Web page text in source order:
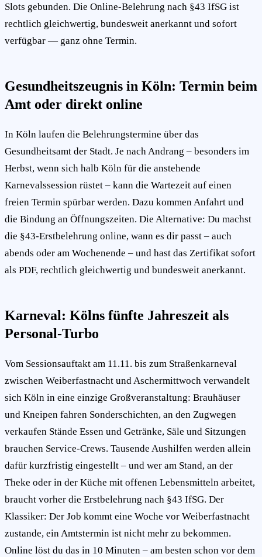
Slots gebunden. Die Online-Belehrung nach §43 IfSG ist
rechtlich gleichwertig, bundesweit anerkannt und sofort
verfügbar — ganz ohne Termin.
Gesundheitszeugnis in Köln: Termin beim
Amt oder direkt online
In Köln laufen die Belehrungstermine über das
Gesundheitsamt der Stadt. Je nach Andrang – besonders im
Herbst, wenn sich halb Köln für die anstehende
Karnevalssession rüstet – kann die Wartezeit auf einen
freien Termin spürbar werden. Dazu kommen Anfahrt und
die Bindung an Öffnungszeiten. Die Alternative: Du machst
die §43-Erstbelehrung online, wann es dir passt – auch
abends oder am Wochenende – und hast das Zertifikat sofort
als PDF, rechtlich gleichwertig und bundesweit anerkannt.
Karneval: Kölns fünfte Jahreszeit als
Personal-Turbo
Vom Sessionsauftakt am 11.11. bis zum Straßenkarneval
zwischen Weiberfastnacht und Aschermittwoch verwandelt
sich Köln in eine einzige Großveranstaltung: Brauhäuser
und Kneipen fahren Sonderschichten, an den Zugwegen
verkaufen Stände Essen und Getränke, Säle und Sitzungen
brauchen Service-Crews. Tausende Aushilfen werden allein
dafür kurzfristig eingestellt – und wer am Stand, an der
Theke oder in der Küche mit offenen Lebensmitteln arbeitet,
braucht vorher die Erstbelehrung nach §43 IfSG. Der
Klassiker: Der Job kommt eine Woche vor Weiberfastnacht
zustande, ein Amtstermin ist nicht mehr zu bekommen.
Online löst du das in 10 Minuten – am besten schon vor dem